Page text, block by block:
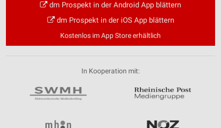
dm Prospekt in der Android App blättern
dm Prospekt in der iOS App blättern
Kostenlos im App Store erhältlich
In Kooperation mit: